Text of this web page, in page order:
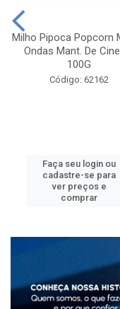
Milho Pipoca Popcorn
Ondas Mant. De
100G
Código: 62162
Faça seu login ou
cadastre-se para
ver preços e
comprar